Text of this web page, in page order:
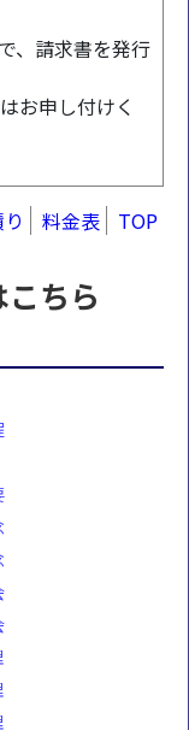
、請求書を発行
お申し付けく
料金表 TOP
ちら